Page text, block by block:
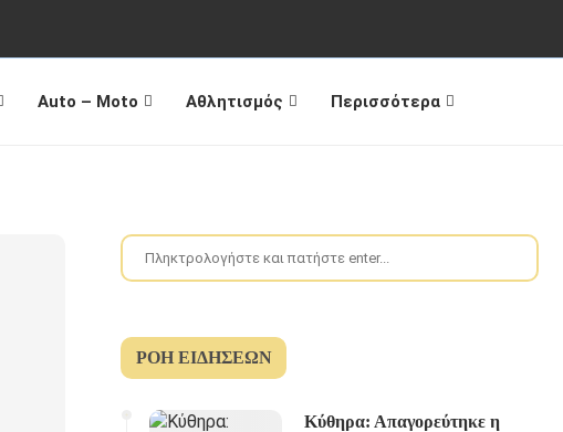
Auto – Moto Αθλητισμός Περισσότερα
ΡΟΉ ΕΙΔΉΣΕΩΝ
Κύθηρα: Απαγορεύτηκε η